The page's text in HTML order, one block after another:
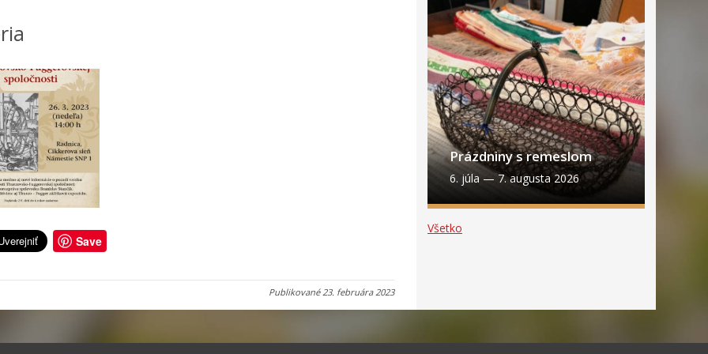
Save
Publikované23. februára 2023
Prázdniny s remeslom
6. júla — 7. augusta 2026
Všetko